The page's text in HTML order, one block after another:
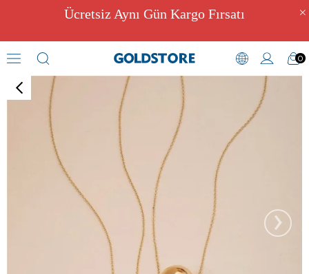
Ücretsiz Aynı Gün Kargo Fırsatı
0
Tektaş Kolye Modelleri
›